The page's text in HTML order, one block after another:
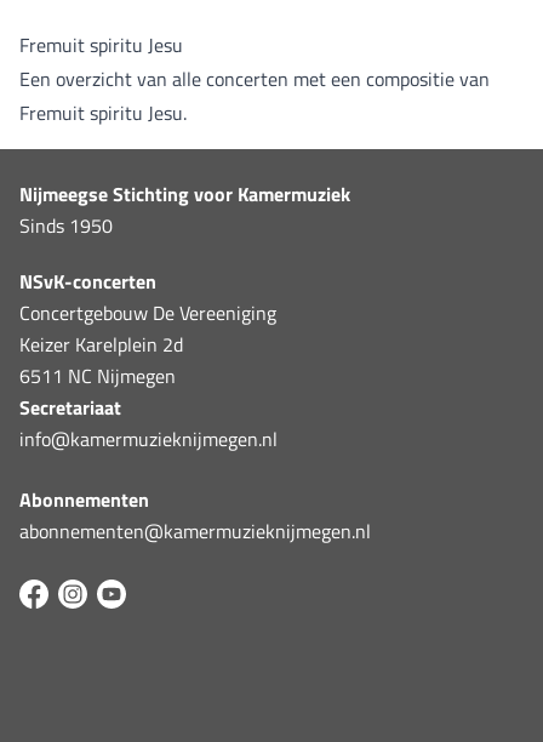
Fremuit spiritu Jesu
Een overzicht van alle concerten met een compositie van
Fremuit spiritu Jesu.
Nijmeegse Stichting voor Kamermuziek
Sinds 1950
NSvK-concerten
Concertgebouw De Vereeniging
Keizer Karelplein 2d
6511 NC Nijmegen
Secretariaat
info@kamermuzieknijmegen.nl
Abonnementen
abonnementen@kamermuzieknijmegen.nl